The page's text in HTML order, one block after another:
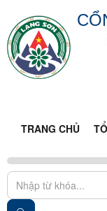
TRANG CHỦ